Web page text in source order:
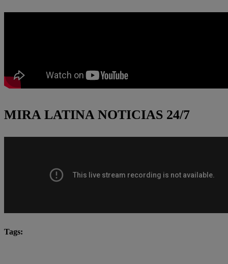
MIRA LATINA NOTICIAS 24/7
Tags: